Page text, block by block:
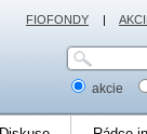
akcie
FIOFONDY |